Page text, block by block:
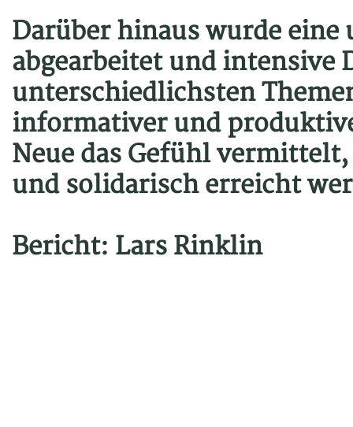
Darüber hinaus wurde eine
abgearbeitet und intensive
unterschiedlichsten
informativer und
Neue das Gefühl
und solidarisch erreicht
Bericht: Lars Rinklin